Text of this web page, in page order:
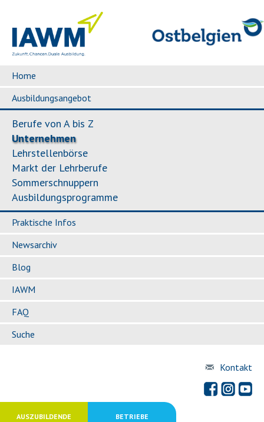
Home
Ausbildungsangebot
Berufe von A bis Z
Unternehmen
Lehrstellenbörse
Markt der Lehrberufe
Sommerschnuppern
Ausbildungsprogramme
Praktische Infos
Newsarchiv
Blog
IAWM
FAQ
Suche
Kontakt
AUSZUBILDENDE BETRIEBE